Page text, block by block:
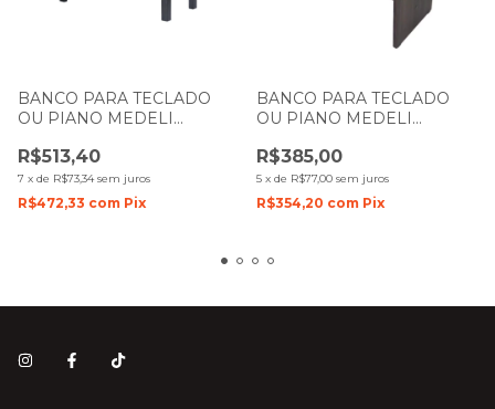
BANCO PARA TECLADO
OU PIANO MEDELI
DUPLO COM BAU
R$513,40
7 x de R$73,34 sem juros
R$472,33 com Pix
BANCO PARA TECLADO
OU PIANO MEDELI
BAU
R$385,00
5 x de R$77,00 sem juros
R$354,20 com Pix